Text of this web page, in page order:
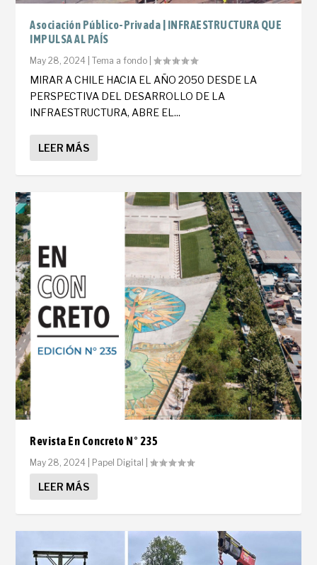
Asociación Público-Privada | INFRAESTRUCTURA QUE
IMPULSA AL PAÍS
May 28, 2024 |Tema a fondo |
MIRAR A CHILE HACIA EL AÑO 2050 DESDE LA
PERSPECTIVA DEL DESARROLLO DE LA
INFRAESTRUCTURA, ABRE EL...
LEER MÁS
Revista En Concreto N° 235
May 28, 2024 Papel Digital |
LEER MÁS